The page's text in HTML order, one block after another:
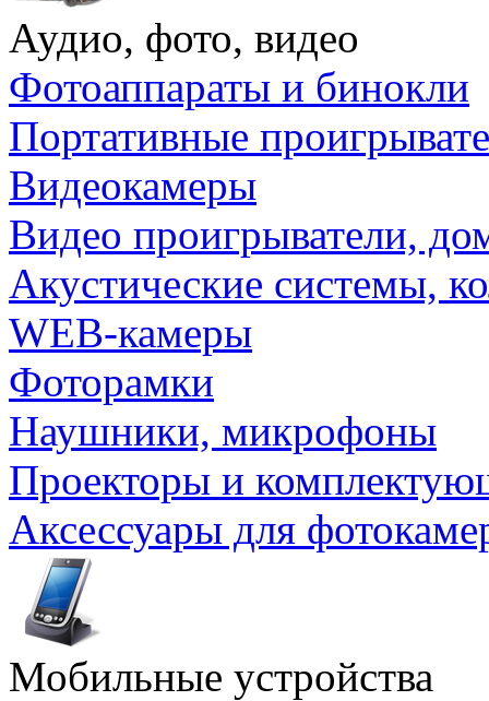
Аудио, фото, видео
Фотоаппараты и бинокли
Портативные
Видеокамеры
Видео проигрыватели,
Акустические системы,
WEB-камеры
Фоторамки
Наушники, микрофоны
Проекторы и
Аксессуары для
Мобильные устройства